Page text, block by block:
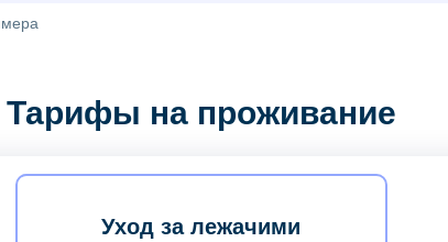
Тарифы на проживание
Уход за лежачими